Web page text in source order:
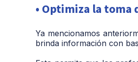
• Optimiza la toma
Ya mencionamos
brinda información con